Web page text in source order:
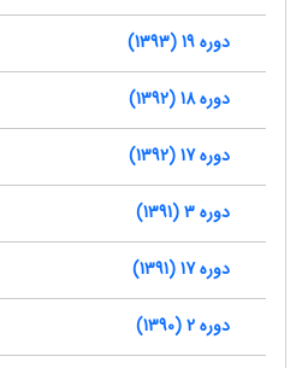
دوره 19 (1393)
دوره 18 (1392)
دوره 17 (1392)
دوره 3 (1391)
دوره 17 (1391)
دوره 2 (1390)